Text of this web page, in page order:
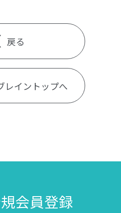
戻る
レイントップへ
会員登録